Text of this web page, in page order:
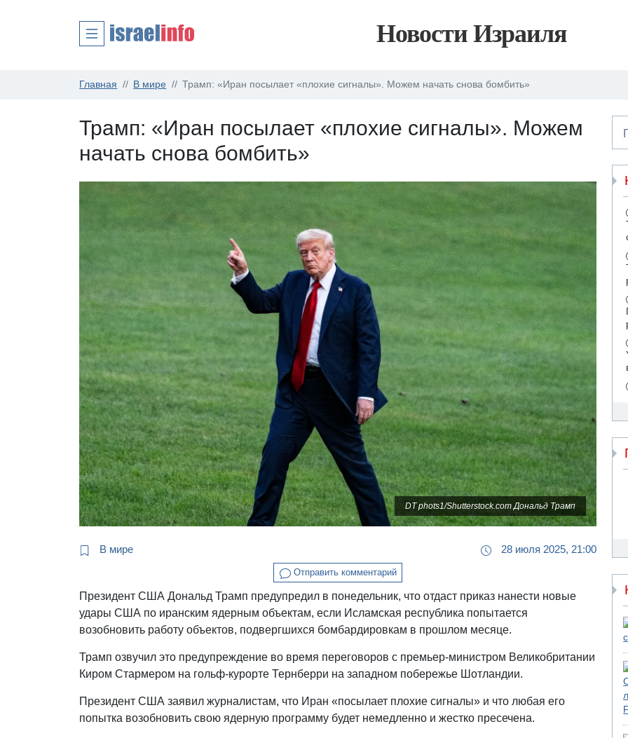
Новости Израиля
Главная В мире Трамп: «Иран посылает «плохие сигналы». Можем начать снова бомбить»
Трамп: «Иран посылает «плохие сигналы». Можем
начать снова бомбить»
DT phots1/Shutterstock.com Дональд Трамп
В мире 28 июля 2025, 21:00
Отправить комментарий
Президент США Дональд Трамп предупредил в понедельник, что отдаст приказ нанести новые
удары США по иранским ядерным объектам, если Исламская республика попытается
возобновить работу объектов, подвергшихся бомбардировкам в прошлом месяце.
Трамп озвучил это предупреждение во время переговоров с премьер-министром Великобритании
Киром Стармером на гольф-курорте Тернберри на западном побережье Шотландии.
Президент США заявил журналистам, что Иран «посылает плохие сигналы» и что любая его
попытка возобновить свою ядерную программу будет немедленно и жестко пресечена.